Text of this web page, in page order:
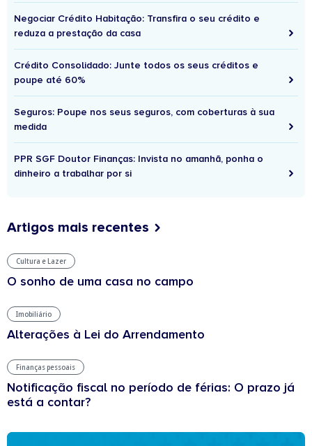
Negociar Crédito Habitação: Transfira o seu crédito e
reduza a prestação da casa
Crédito Consolidado: Junte todos os seus créditos e
poupe até 60%
Seguros: Poupe nos seus seguros, com coberturas à sua
medida
PPR SGF Doutor Finanças: Invista no amanhã, ponha o
dinheiro a trabalhar por si
Artigos mais recentes
Cultura e Lazer
O sonho de uma casa no campo
Imobiliário
Alterações à Lei do Arrendamento
Finanças pessoais
Notificação fiscal no período de férias: O prazo já
está a contar?